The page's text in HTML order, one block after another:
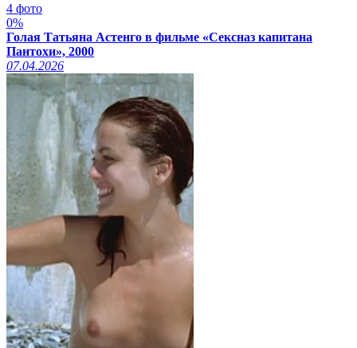
4 фото
0%
Голая Татьяна Астенго в фильме «Сексназ капитана
Пантохи», 2000
07.04.2026